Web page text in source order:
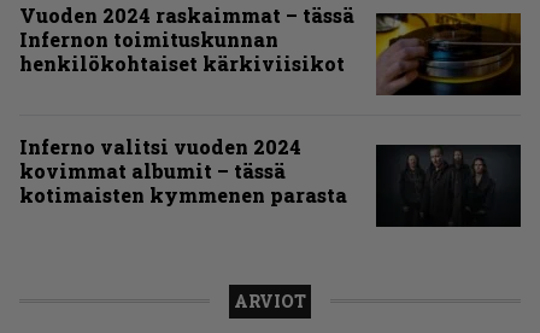
Vuoden 2024 raskaimmat – tässä
Infernon toimituskunnan
henkilökohtaiset kärkiviisikot
Inferno valitsi vuoden 2024
kovimmat albumit – tässä
kotimaisten kymmenen parasta
ARVIOT